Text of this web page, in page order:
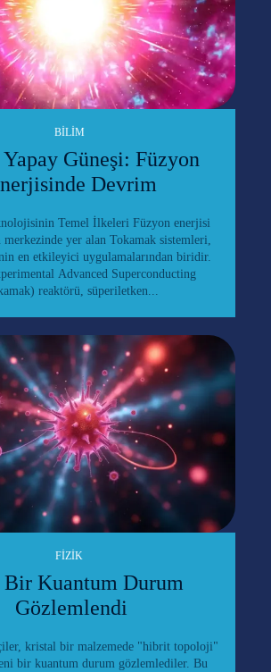
BILIM
Güneşi: Füzyon
Devrim
Temel İlkeleri Füzyon enerjisi
yer alan Tokamak sistemleri,
en etkileyici uygulamalarından biridir.
Advanced Superconducting
reaktörü, süperiletken...
FIZIK
Bir Kuantum Durum
Gözlemlendi
kristal bir malzemede "hibrit topoloji"
bir kuantum durum gözlemlediler. Bu